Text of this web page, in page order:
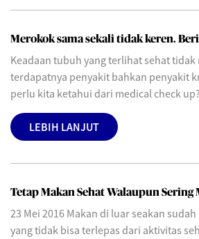
Merokok sama sekali tidak keren.
Keadaan tubuh yang terlihat sehat
terdapatnya penyakit bahkan penyakit
perlu kita ketahui dari medical check
LEBIH LANJUT
Tetap Makan Sehat Walaupun Sering
23 Mei 2016 Makan di luar seakan
yang tidak bisa terlepas dari aktivitas